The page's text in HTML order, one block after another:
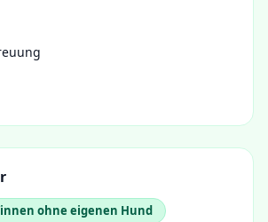
ohne eigenen Hund